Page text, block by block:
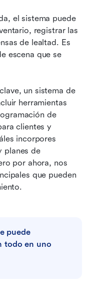
el sistema puede
registrar las
de lealtad. Es
escena que se
un sistema de
herramientas
de
clientes y
incorpores
planes de
por ahora, nos
que pueden
puede
todo en uno